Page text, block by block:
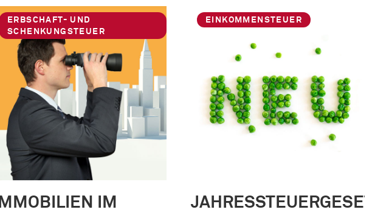
ERBSCHAFT- UND
SCHENKUNGSTEUER
IMMOBILIEN IM
EINKOMMENSTEUER
JAHRESSTEUERGESETZ